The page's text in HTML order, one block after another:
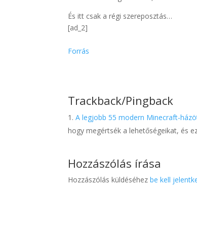
És itt csak a régi szereposztás…
[ad_2]
Forrás
Trackback/Pingback
A legjobb 55 modern Minecraft-
hogy megértsék a lehetőségeikat, és
Hozzászólás írása
Hozzászólás küldéséhezbe kell